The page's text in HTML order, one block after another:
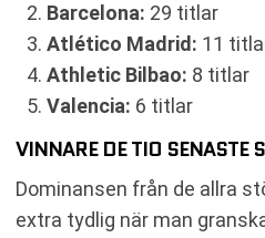
Barcelona: 29 titlar
Atlético Madrid: 11
Athletic Bilbao: 8 titlar
Valencia: 6 titlar
VINNARE DE TIO SENASTE
Dominansen från de allra
extra tydlig när man